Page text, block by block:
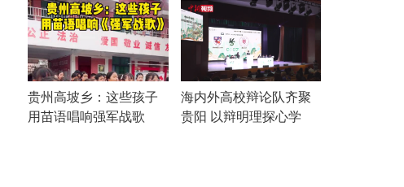
贵州高坡乡：这些孩子
用苗语唱响强军战歌
海内外高校辩论队齐聚
贵阳 以辩明理探心学